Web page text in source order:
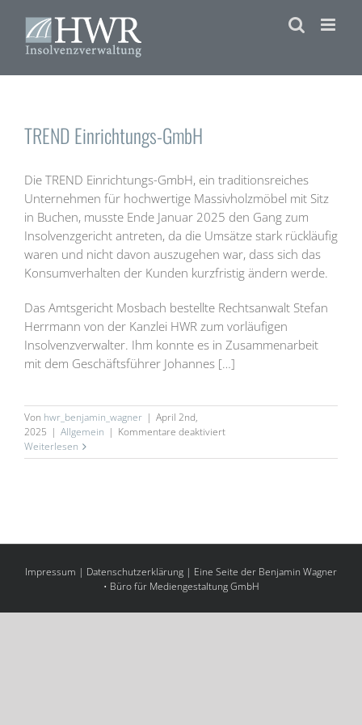
springen
TREND Einrichtungs-GmbH
Die TREND Einrichtungs-GmbH, ein traditionsreiches
Unternehmen für hochwertige Massivholzmöbel mit Sitz
in Buchen, musste Ende Januar 2025 den Gang zum
Insolvenzgericht antreten, da die Umsätze stark rückläufig
waren und nicht davon auszugehen war, dass sich das
Konsumverhalten der Kunden kurzfristig ändern werde.
Das Amtsgericht Mosbach bestellte Rechtsanwalt Stefan
Herrmann von der Kanzlei HWR zum vorläufigen
Insolvenzverwalter. Ihm konnte es in Zusammenarbeit
mit dem Geschäftsführer Johannes […]
Von hwr_benjamin_wagner | April 2nd,
2025 | Allgemein | Kommentare deaktiviertfür
Einrichtungs-
Weiterlesen
Impressum | Datenschutzerklärung | Eine Seite der Benjamin Wagner
• Büro für Mediengestaltung GmbH